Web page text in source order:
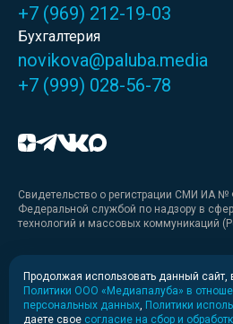
+7 (969) 212-19-03
Бухгалтерия
novikova@paluba.media
+7 (999) 028-56-78
Свидетельство о регистрации СМИ ИА
Федеральной службой по надзору в
технологий и массовых коммуникаций
Медиакит
Медиакит для печати
Продолжая использовать данный сайт,
Политики ООО «Медиапалуба» в
персональных данных Политики
даете свое согласие на сбор и